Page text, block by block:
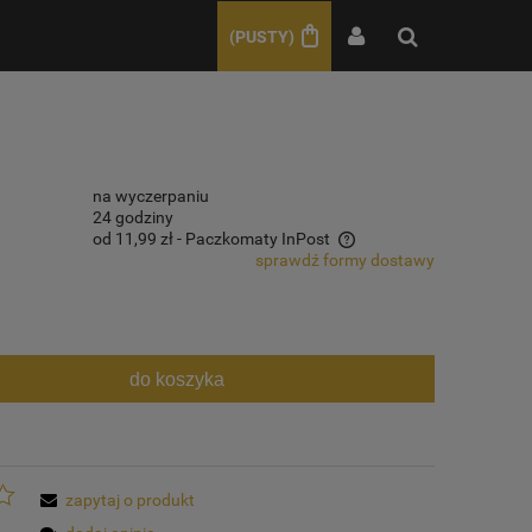
(PUSTY)
na wyczerpaniu
24 godziny
od 11,99 zł - Paczkomaty InPost
sprawdź formy dostawy
do koszyka
zapytaj o produkt